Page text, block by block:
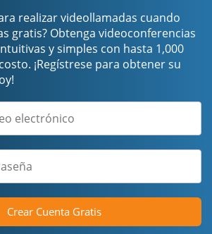
realizar videollamadas cuando
gratis? Obtenga videoconferencias
y simples con hasta 1,000
¡Regístrese para obtener su
Crear Cuenta Gratis